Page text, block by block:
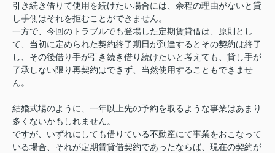
引き続き借りて使用を続けたい場合には、余程の理由がないと貸
し手側はそれを拒むことができません。
一方で、今回のトラブルでも登場した定期賃貸借は、原則とし
て、当初に定められた契約終了期日が到達するとその契約は終了
し、その後借り手が引き続き借り続けたいと考えても、貸し手が
了承しない限り再契約はできず、当然使用することもできませ
ん。
結婚式場のように、一年以上先の予約を取るような事業はあまり
多くないかもしれません。
ですが、いずれにしても借りている不動産にて事業をおこなって
いる場合、それが定期賃貸借契約であったならば、現在の契約が